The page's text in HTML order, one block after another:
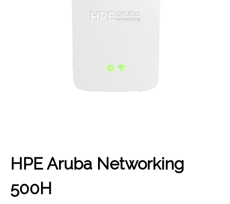
HPE Aruba Networking
500H